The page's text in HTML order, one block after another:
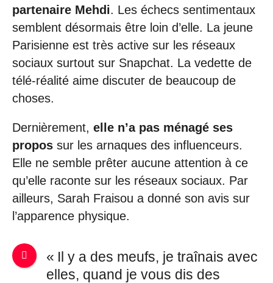
partenaire Mehdi. Les échecs sentimentaux
semblent désormais être loin d’elle. La jeune
Parisienne est très active sur les réseaux
sociaux surtout sur Snapchat. La vedette de
télé-réalité aime discuter de beaucoup de
choses.
Dernièrement, elle n’a pas ménagé ses
propos sur les arnaques des influenceurs.
Elle ne semble prêter aucune attention à ce
qu’elle raconte sur les réseaux sociaux. Par
ailleurs, Sarah Fraisou a donné son avis sur
l’apparence physique.
« Il y a des meufs, je traînais avec
elles, quand je vous dis des